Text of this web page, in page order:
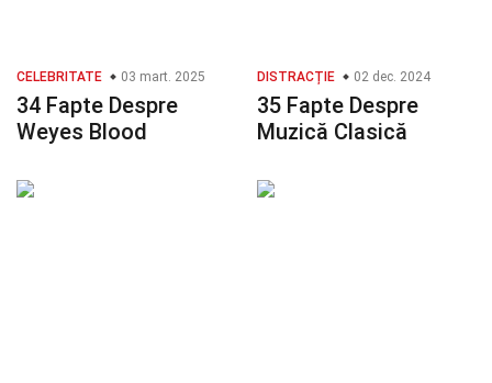
CELEBRITATE 03 mart. 2025
34 Fapte Despre
Weyes Blood
DISTRACȚIE 02 dec. 2024
35 Fapte Despre
Muzică Clasică